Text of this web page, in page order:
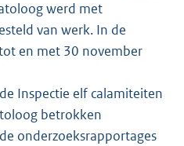
werd met
van werk. In de
en met 30 november
Inspectie elf calamiteiten
betrokken
onderzoeksrapportages